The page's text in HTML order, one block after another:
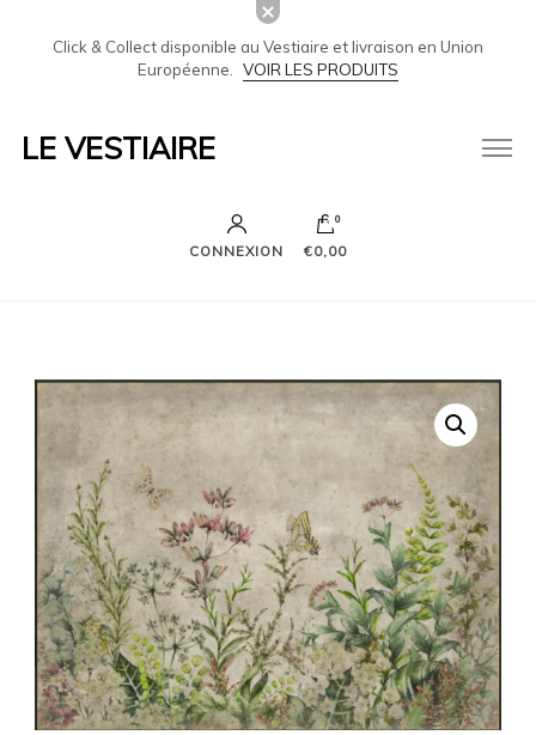
Click & Collect disponible au Vestiaire et livraison en Union
Européenne.
VOIR LES PRODUITS
LE VESTIAIRE
CONNEXION
0
€0,00